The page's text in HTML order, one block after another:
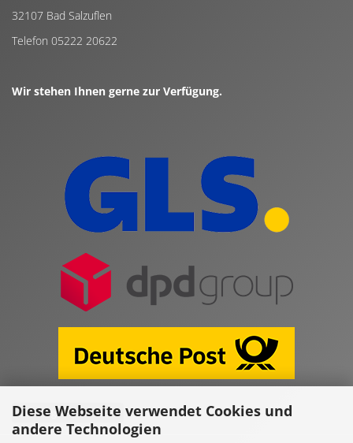
Diese Webseite verwendet Cookies und
andere Technologien
32107 Bad Salzuflen
Telefon 05222 20622
Wir stehen Ihnen gerne zur Verfügung.
Vertrag widerrufen